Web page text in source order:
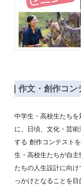
作文・創作コン
中学生・高校生たち
に、日頃、文化・芸
する 創作コンテスト
生・高校生たちが自
たちの人生設計に向
っかけとなることを